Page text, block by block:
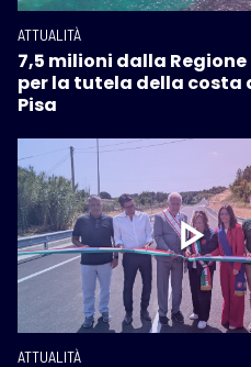
ATTUALITÀ
7,5 milioni dalla
per la tutela della costa
Pisa
ATTUALITÀ